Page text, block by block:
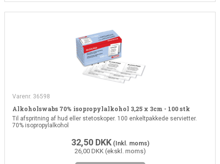
Varenr. 36598
Alkoholswabs 70% isopropylalkohol 3,25 x 3cm - 100 stk
Til afspritning af hud eller stetoskoper. 100 enkeltpakkede servietter.
70% isopropylalkohol
32,50 DKK(Inkl. moms)
26,00 DKK (ekskl. moms)